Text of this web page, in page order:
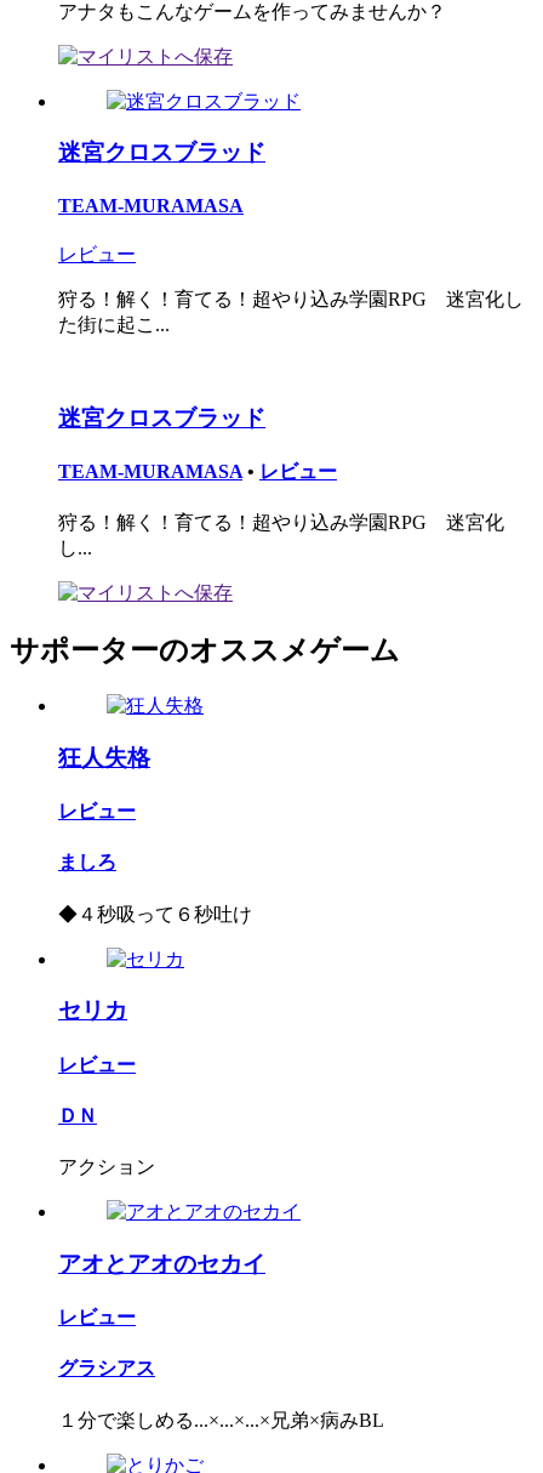
アナタもこんなゲームを作ってみませんか？
迷宮クロスブラッド
TEAM-MURAMASA
レビュー
狩る！解く！育てる！超やり込み学園RPG 迷宮化し
た街に起こ...
迷宮クロスブラッド
TEAM-MURAMASA • レビュー
狩る！解く！育てる！超やり込み学園RPG 迷宮化
し...
サポーターのオススメゲーム
狂人失格
レビュー
ましろ
◆４秒吸って６秒吐け
セリカ
レビュー
ＤＮ
アクション
アオとアオのセカイ
レビュー
グラシアス
１分で楽しめる...×...×...×兄弟×病みBL